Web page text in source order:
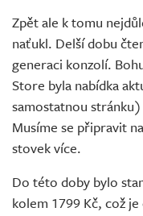
Zpět ale k tomu
naťukl. Delší dobu
generaci konzolí.
Store byla nabídka
samostatnou
Musíme se připravit
stovek více.
Do této doby bylo
kolem 1799 Kč, což je